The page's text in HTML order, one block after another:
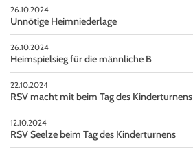
26.10.2024
Unnötige Heimniederlage
26.10.2024
Heimspielsieg für die männliche B
22.10.2024
RSV macht mit beim Tag des Kinderturnens
12.10.2024
RSV Seelze beim Tag des Kinderturnens